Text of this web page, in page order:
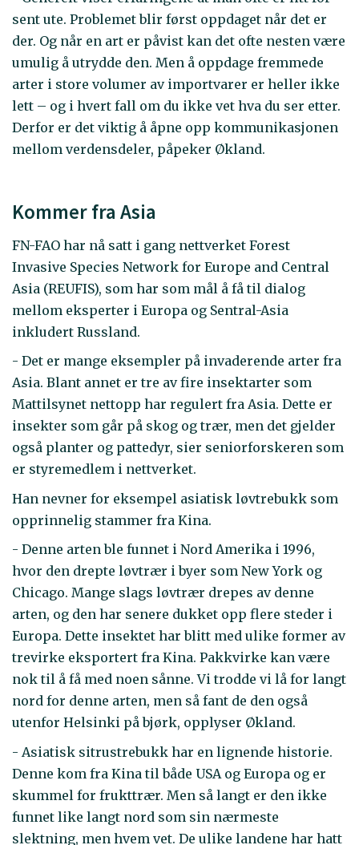
sent ute. Problemet blir først oppdaget når det er
der. Og når en art er påvist kan det ofte nesten være
umulig å utrydde den. Men å oppdage fremmede
arter i store volumer av importvarer er heller ikke
lett – og i hvert fall om du ikke vet hva du ser etter.
Derfor er det viktig å åpne opp kommunikasjonen
mellom verdensdeler, påpeker Økland.
Kommer fra Asia
FN-FAO har nå satt i gang nettverket Forest
Invasive Species Network for Europe and Central
Asia (REUFIS), som har som mål å få til dialog
mellom eksperter i Europa og Sentral-Asia
inkludert Russland.
- Det er mange eksempler på invaderende arter fra
Asia. Blant annet er tre av fire insektarter som
Mattilsynet nettopp har regulert fra Asia. Dette er
insekter som går på skog og trær, men det gjelder
også planter og pattedyr, sier seniorforskeren som
er styremedlem i nettverket.
Han nevner for eksempel asiatisk løvtrebukk som
opprinnelig stammer fra Kina.
- Denne arten ble funnet i Nord Amerika i 1996,
hvor den drepte løvtrær i byer som New York og
Chicago. Mange slags løvtrær drepes av denne
arten, og den har senere dukket opp flere steder i
Europa. Dette insektet har blitt med ulike former av
trevirke eksportert fra Kina. Pakkvirke kan være
nok til å få med noen sånne. Vi trodde vi lå for langt
nord for denne arten, men så fant de den også
utenfor Helsinki på bjørk, opplyser Økland.
- Asiatisk sitrustrebukk har en lignende historie.
Denne kom fra Kina til både USA og Europa og er
skummel for frukttrær. Men så langt er den ikke
funnet like langt nord som sin nærmeste
slektning, men hvem vet. De ulike landene har hatt